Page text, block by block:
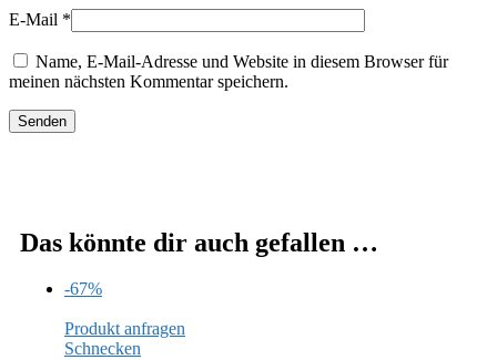
E-Mail *
Name, E-Mail-Adresse und Website in diesem Browser für
meinen nächsten Kommentar speichern.
Das könnte dir auch gefallen …
-67%
Produkt anfragen
Schnecken